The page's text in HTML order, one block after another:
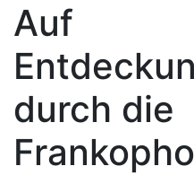
Auf
durch die